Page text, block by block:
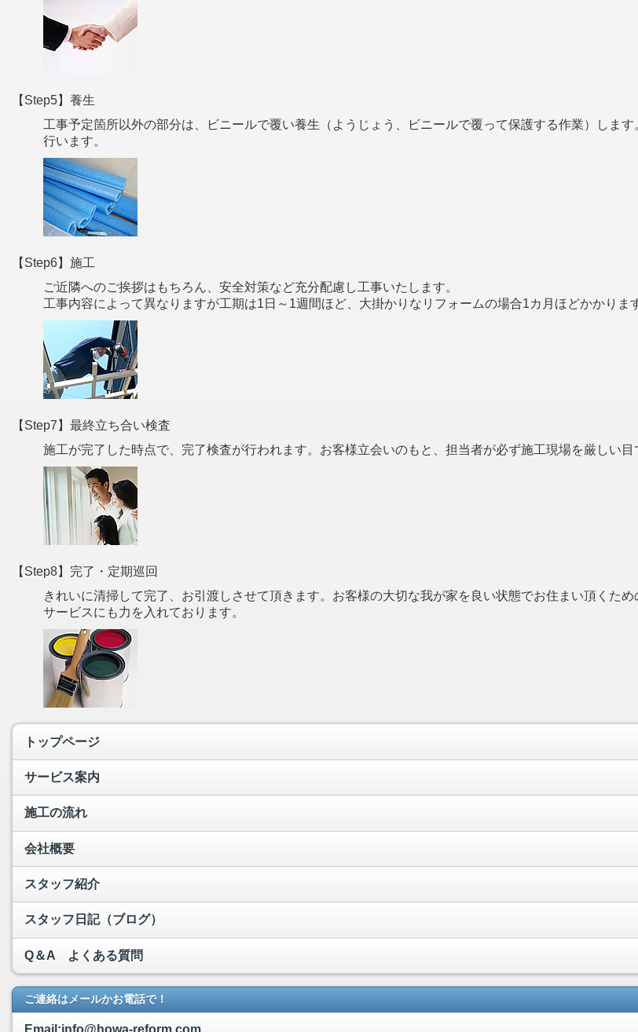
【Step5】養生
工事予定箇所以外の部分は、ビニールで覆い養生（ようじょう、ビニールで覆って保護する作業）しま
行います。
【Step6】施工
ご近隣へのご挨拶はもちろん、安全対策など充分配慮し工事いたします。
工事内容によって異なりますが工期は1日～1週間ほど、大掛かりなリフォームの場合1カ月ほどかかりま
【Step7】最終立ち合い検査
施工が完了した時点で、完了検査が行われます。お客様立会いのもと、担当者が必ず施工現場を厳しい目
【Step8】完了・定期巡回
きれいに清掃して完了、お引渡しさせて頂きます。お客様の大切な我が家を良い状態でお住まい頂くた
サービスにも力を入れております。
トップページ
サービス案内
施工の流れ
会社概要
スタッフ紹介
スタッフ日記（ブログ）
Q＆A よくある質問
ご連絡はメールかお電話で！